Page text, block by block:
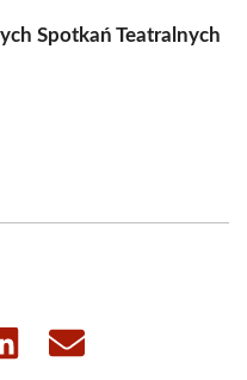
Spotkań Teatralnych
Share
Share